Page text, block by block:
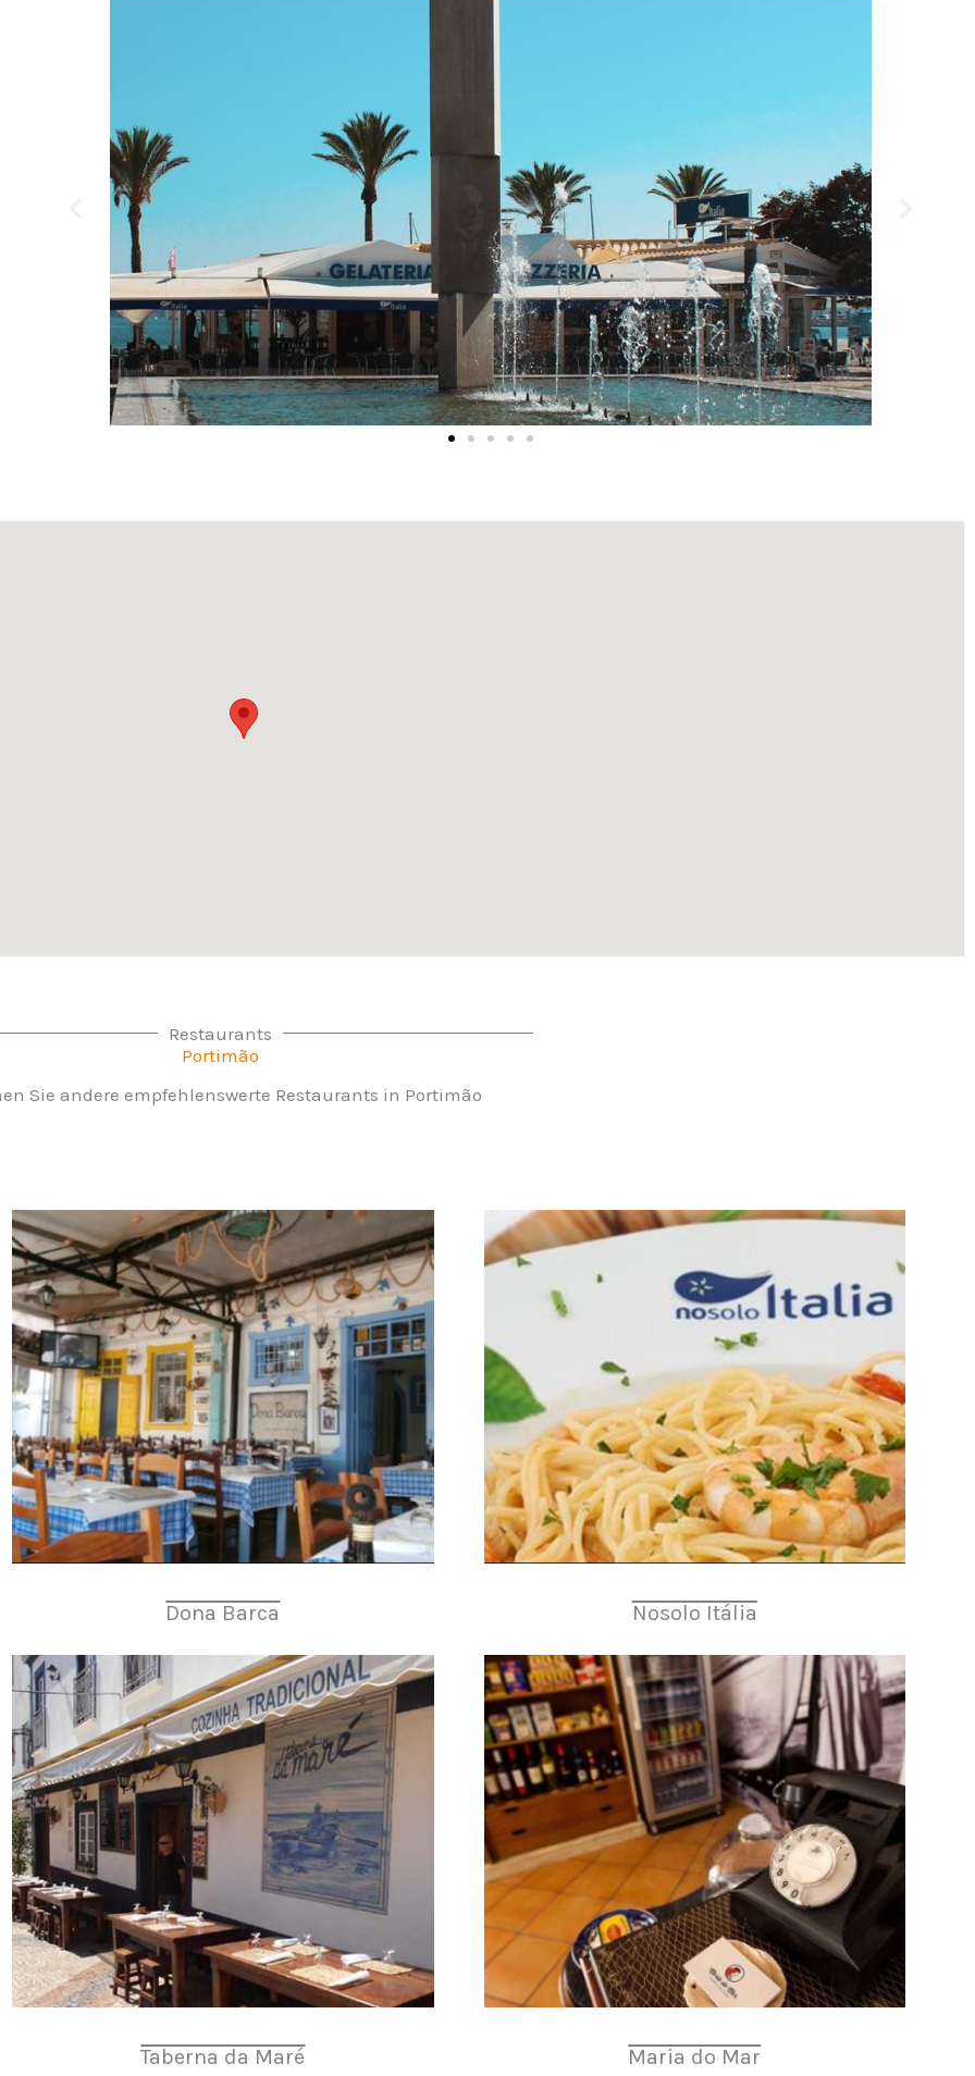
Restaurants
Portimão
Sie andere empfehlenswerte Restaurants in Portimão
Dona Barca Nosolo Itália
Taberna da Maré Maria do Mar